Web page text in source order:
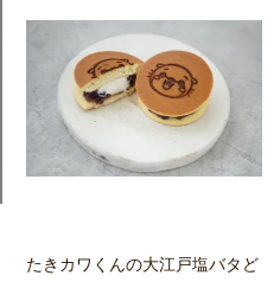
たきカワくんの大江戸塩バタど